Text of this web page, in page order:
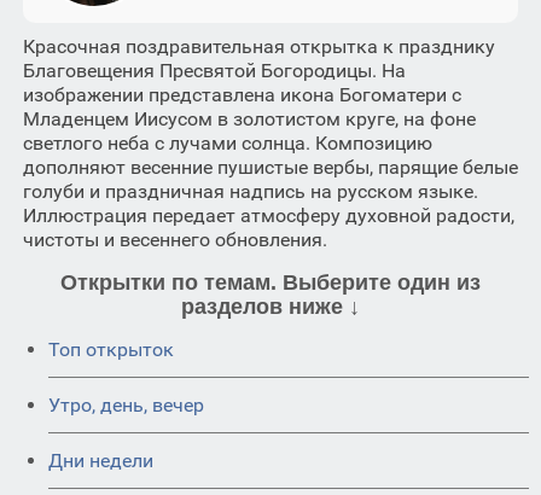
Красочная поздравительная открытка к празднику
Благовещения Пресвятой Богородицы. На
изображении представлена икона Богоматери с
Младенцем Иисусом в золотистом круге, на фоне
светлого неба с лучами солнца. Композицию
дополняют весенние пушистые вербы, парящие белые
голуби и праздничная надпись на русском языке.
Иллюстрация передает атмосферу духовной радости,
чистоты и весеннего обновления.
Открытки по темам. Выберите один из
разделов ниже ↓
Топ открыток
Утро, день, вечер
Дни недели